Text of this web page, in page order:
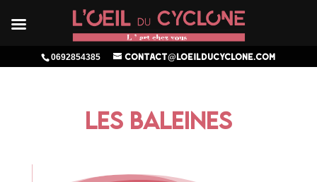
0692854385 contact@loeilducyclone.com
LES BALEINES